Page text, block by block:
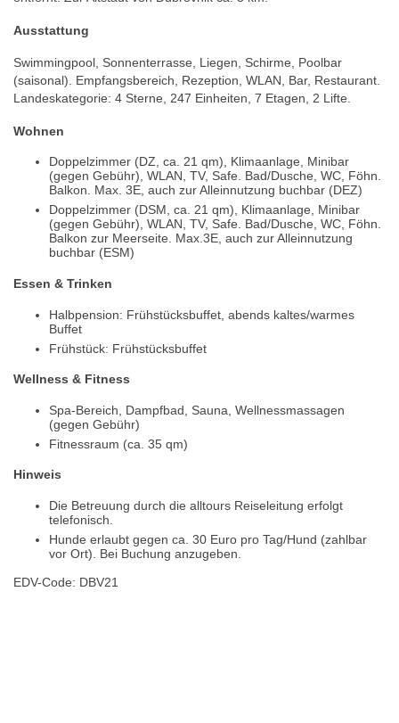
Ausstattung
Swimmingpool, Sonnenterrasse, Liegen, Schirme, Poolbar
(saisonal). Empfangsbereich, Rezeption, WLAN, Bar, Restaurant.
Landeskategorie: 4 Sterne, 247 Einheiten, 7 Etagen, 2 Lifte.
Wohnen
Doppelzimmer (DZ, ca. 21 qm), Klimaanlage, Minibar
(gegen Gebühr), WLAN, TV, Safe. Bad/Dusche, WC, Föhn.
Balkon. Max. 3E, auch zur Alleinnutzung buchbar (DEZ)
Doppelzimmer (DSM, ca. 21 qm), Klimaanlage, Minibar
(gegen Gebühr), WLAN, TV, Safe. Bad/Dusche, WC, Föhn.
Balkon zur Meerseite. Max.3E, auch zur Alleinnutzung
buchbar (ESM)
Essen & Trinken
Halbpension: Frühstücksbuffet, abends kaltes/warmes
Buffet
Frühstück: Frühstücksbuffet
Wellness & Fitness
Spa-Bereich, Dampfbad, Sauna, Wellnessmassagen
(gegen Gebühr)
Fitnessraum (ca. 35 qm)
Hinweis
Die Betreuung durch die alltours Reiseleitung erfolgt
telefonisch.
Hunde erlaubt gegen ca. 30 Euro pro Tag/Hund (zahlbar
vor Ort). Bei Buchung anzugeben.
EDV-Code: DBV21